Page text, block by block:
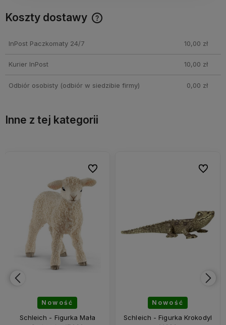
Koszty dostawy
InPost Paczkomaty 24/7 10,00 zł
Kurier InPost 10,00 zł
Odbiór osobisty(odbiór w siedzibie firmy) 0,00 zł
Inne z tej kategorii
Nowość
Schleich - Figurka Mała
Do ulubionych
Do ulubionych
Nowość
Schleich - Figurka Krokodyl
Do
Do